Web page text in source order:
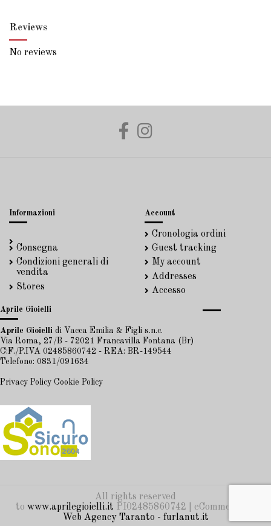
Reviews
No reviews
Informazioni
Consegna
Condizioni generali di
vendita
Stores
Account
Cronologia ordini
Guest tracking
My account
Addresses
Accesso
Aprile Gioielli
Aprile Gioielli di Vacca Emilia & Figli s.n.c.
Via Roma, 27/B - 72021 Francavilla Fontana (Br)
C:F./P.IVA 02485860742 - REA: BR-149544
Telefono: 0831/091634
Privacy Policy Cookie Policy
All rights reserved
to www.aprilegioielli.it PI02485860742 | eCommerce by
Web Agency Taranto - furlanut.it